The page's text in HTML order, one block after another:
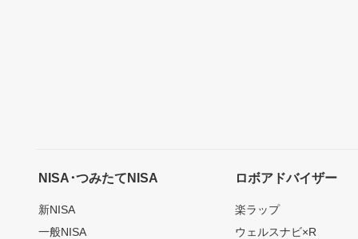
NISA･つみたてNISA
新NISA
一般NISA
ロボアドバイザー
楽ラップ
ウェルスナビ×R